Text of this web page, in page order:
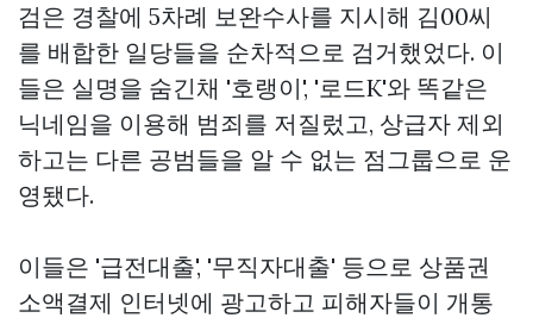
검은 경찰에 5차례 보완수사를 지시해 김00씨
를 배합한 일당들을 순차적으로 검거했었다. 이
들은 실명을 숨긴채 '호랭이', '로드K'와 똑같은
닉네임을 이용해 범죄를 저질렀고, 상급자 제외
하고는 다른 공범들을 알 수 없는 점그룹으로 운
영됐다.
이들은 '급전대출', '무직자대출' 등으로 상품권
소액결제 인터넷에 광고하고 피해자들이 개통